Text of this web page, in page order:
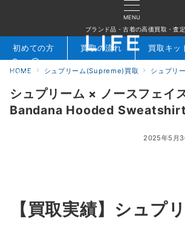
MENU
ブランド品・古着の高価買取・査定
検索 お問合せ
初めての方 買取の流れ 買取キッ
HOME シュプリーム(Supreme)買取 シュプリーム
シュプリーム × ノースフェイ
Bandana Hooded
2025年5月
【買取実績】シュプ